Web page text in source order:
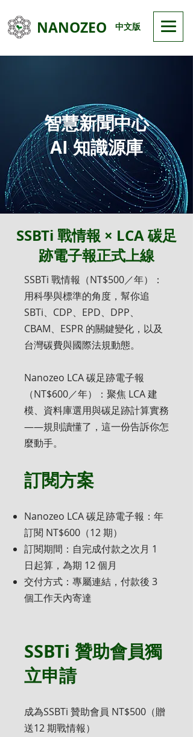
NANOZEO 中文版
智慧新聞中心
AI 知識源庫
SSBTi 戰情報 × LCA 碳足
跡電子報正式上線
SSBTi 戰情報（NT$500／年）：
用科學與標準的角度，幫你追
SBTi、CDP、EPD、DPP、
CBAM、ESPR 的關鍵變化，以及
台灣碳費與國際法規動態。
Nanozeo LCA 碳足跡電子報
（NT$600／年）：聚焦 LCA 建
模、資料庫選用與碳足跡計算實務
——規則讀懂了，這一份告訴你怎
麼動手。
訂閱方案
Nanozeo LCA 碳足跡電子報：年
訂閱 NT$600（12 期）
訂閱期間：自完成付款之次月 1
日起算，為期 12 個月
交付方式：專屬連結，付款後 3
個工作天內寄達
SSBTi 贊助會員獨
立申請
成為SSBTi 贊助會員 NT$500（贈
送12 期戰情報）